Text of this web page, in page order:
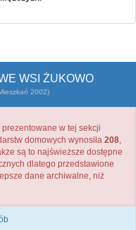
WSI ŻUKOWO
2002)
w tej sekcji
domowych wynosiła 208,
są to najświeższe dostępne
dlatego przedstawione
dane archiwalne, niż